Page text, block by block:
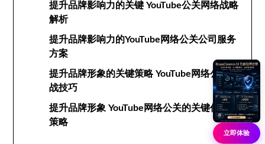
提升品牌影响力的关键 YouTube公关网络战略
解析
提升品牌影响力的YouTube网络公关公司服务
方案
提升品牌形象的关键策略 YouTube网络公关实
战技巧
提升品牌形象 YouTube网络公关的关键作用与
策略
立即体验